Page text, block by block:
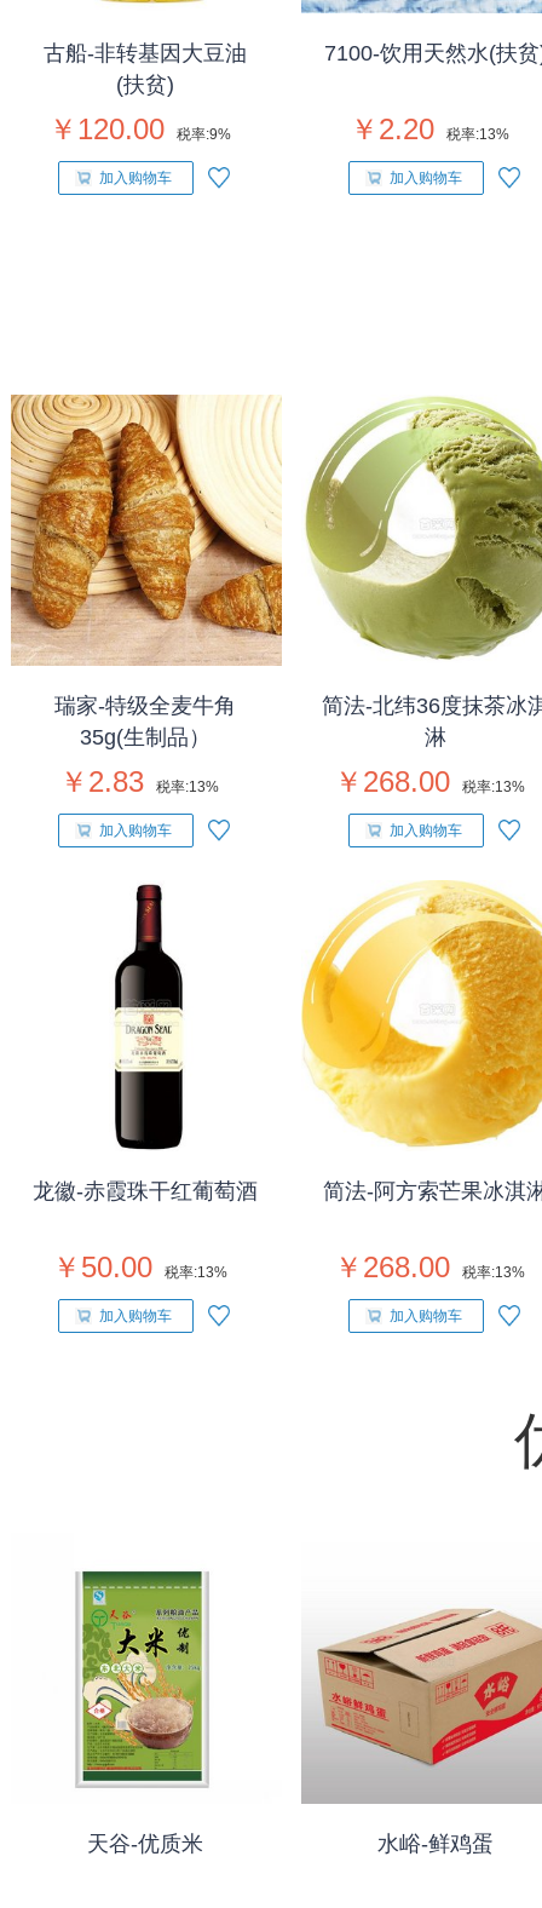
古船-非转基因大豆油
(扶贫)
￥120.00 税率:9%
加入购物车
7100-饮用天然水(扶
￥2.20 税率:13%
加入购物车
瑞家-特级全麦牛角
35g(生制品）
￥2.83 税率:13%
加入购物车
简法-北纬36度抹茶冰
淋
￥268.00 税率:13%
加入购物车
龙徽-赤霞珠干红葡萄酒
￥50.00 税率:13%
加入购物车
简法-阿方索芒果冰淇
￥268.00 税率:13%
加入购物车
天谷-优质米 水峪-鲜鸡蛋